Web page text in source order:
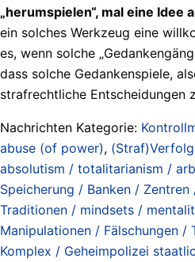
„herumspielen“, mal eine Idee
ein solches Werkzeug eine
es, wenn solche
dass solche Gedankenspiele,
strafrechtliche Entscheidungen
Nachrichten Kategorie:
abuse (of power),
absolutism / totalitarianism /
Speicherung / Banken /
Traditionen / mindsets /
Manipulationen / Fälschungen
Komplex / Geheimpolizei